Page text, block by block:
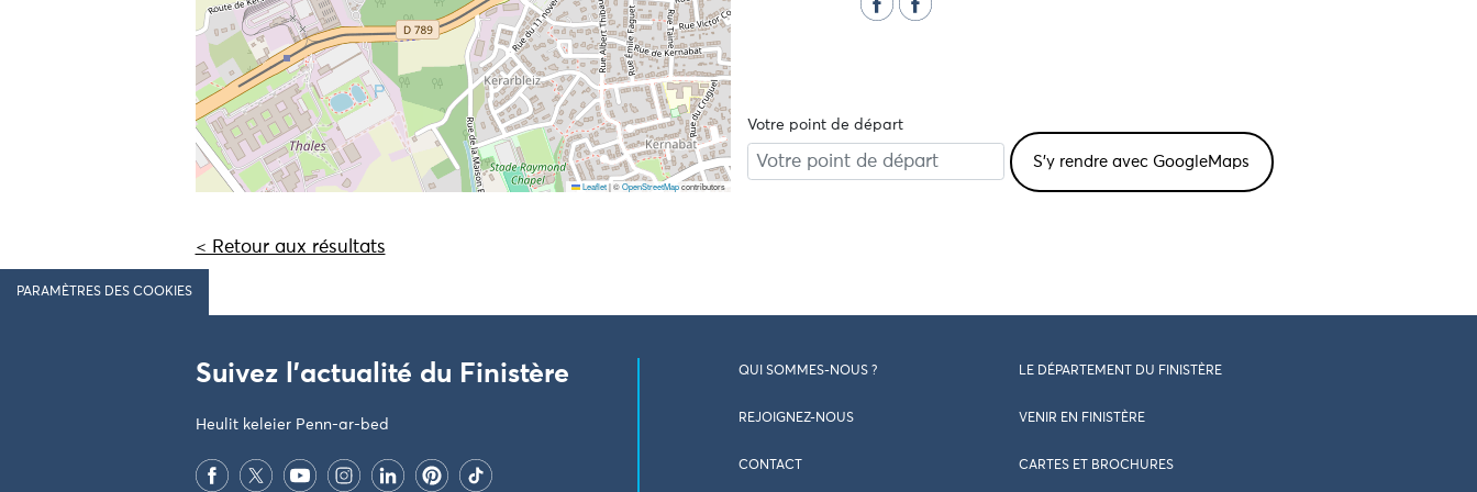
Leaflet |©OpenStreetMapcontributors
Votre point de départ
< Retour aux résultats
PARAMÈTRES DES COOKIES
Suivez l'actualité du Finistère
Heulit keleier Penn-ar-bed
QUI SOMMES-NOUS ? LE DÉPARTEMENT DU FINISTÈRE
REJOIGNEZ-NOUS VENIR EN FINISTÈRE
CONTACT CARTES ET BROCHURES